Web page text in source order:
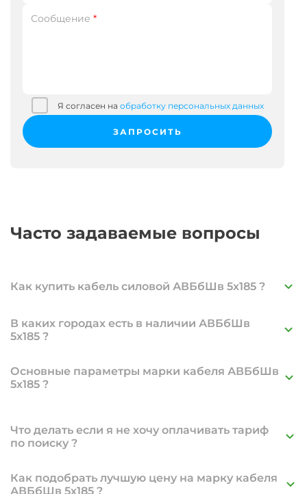
Сообщение *
Я согласен на обработку персональных данных
ЗАПРОСИТЬ
Часто задаваемые вопросы
Как купить кабель силовой АВБбШв 5х185 ?
В каких городах есть в наличии АВБбШв
5х185 ?
Екатеринбург
Новосибирск—257 м
Саранск
Основные параметры марки кабеля АВБбШв
5х185 ?
Что делать если я не хочу оплачивать тариф
по поиску ?
Как подобрать лучшую цену на марку кабеля
АВБбШв 5х185 ?